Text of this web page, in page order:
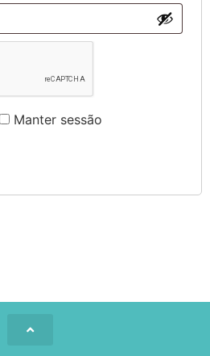
Manter sessão